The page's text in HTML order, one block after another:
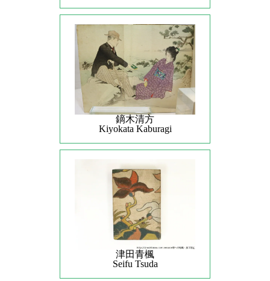
鏑木清方
Kiyokata Kaburagi
津田青楓
Seifu Tsuda